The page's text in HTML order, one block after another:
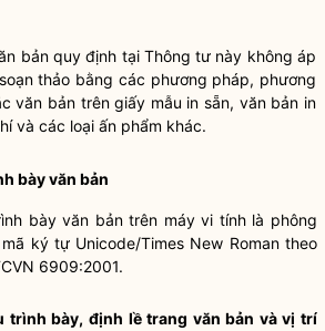
bản quy định tại Thông tư này không áp
thảo bằng các phương pháp, phương
văn bản trên giấy mẫu in sẵn, văn bản in
và các loại ấn phẩm khác.
bày văn bản
bày văn bản trên máy vi tính là phông
ký tự Unicode/Times New Roman theo
6909:2001.
trình bày, định lề trang văn bản và vị trí